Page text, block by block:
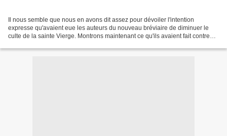
Il nous semble que nous en avons dit assez pour dévoiler l'intention
expresse qu'avaient eue les auteurs du nouveau bréviaire de diminuer le
culte de la sainte Vierge. Montrons maintenant ce qu'ils avaient fait contre